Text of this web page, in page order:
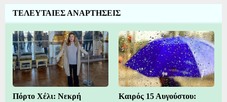
ΤΕΛΕΥΤΑΙΕΣ ΑΝΑΡΤΗΣΕΙΣ
Πόρτο Χέλι: Νεκρή
Καιρός 15 Αυγούστου: